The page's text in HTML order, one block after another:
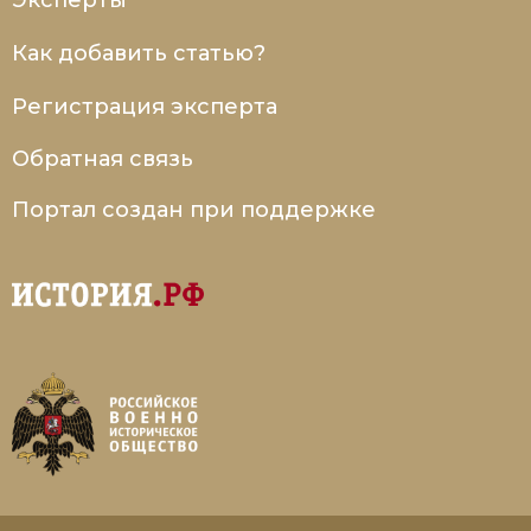
Социально-экономическая история
Специальные исторические дисциплины
СССР
Южная Америка
Как добавить статью?
Регистрация эксперта
Обратная связь
Портал создан при поддержке